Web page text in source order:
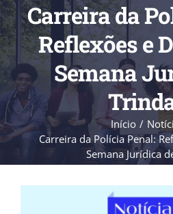
Carreira da
Reflexões e
Semana
Início
Carreira da Polícia Penal:
Semana Jurídica